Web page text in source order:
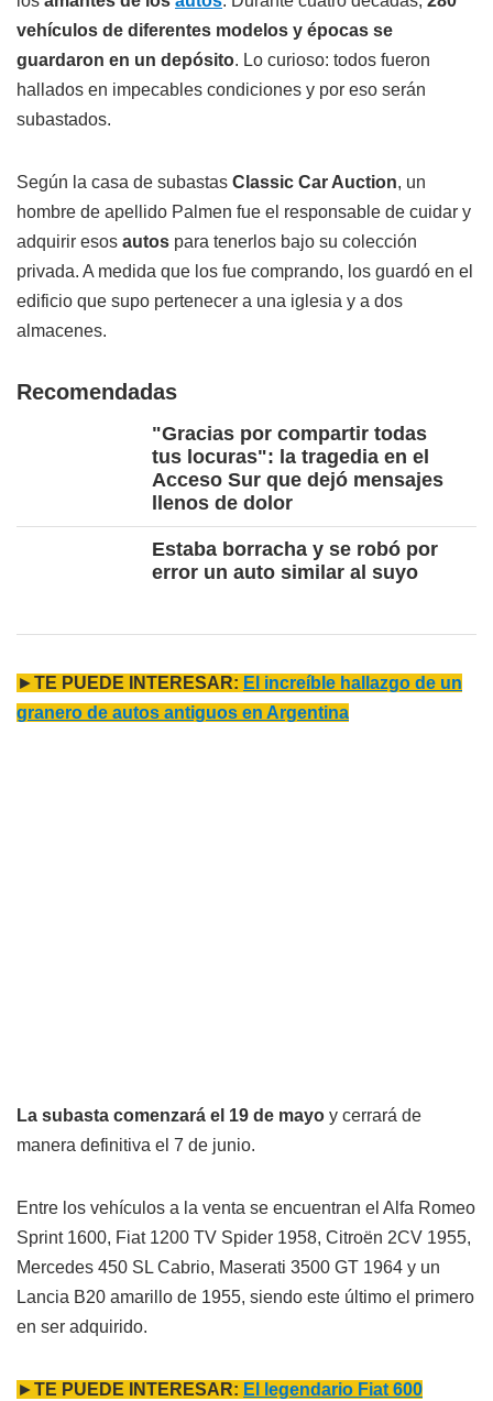
vehículos de diferentes modelos y épocas se
guardaron en un depósito. Lo curioso: todos fueron
hallados en impecables condiciones y por eso serán
subastados.
Según la casa de subastas Classic Car Auction, un
hombre de apellido Palmen fue el responsable de cuidar y
adquirir esos autos para tenerlos bajo su colección
privada. A medida que los fue comprando, los guardó en el
edificio que supo pertenecer a una iglesia y a dos
almacenes.
Recomendadas
"Gracias por compartir todas
tus locuras": la tragedia en el
Acceso Sur que dejó mensajes
llenos de dolor
Estaba borracha y se robó por
error un auto similar al suyo
►TE PUEDE INTERESAR: El increíble hallazgo de un
granero de autos antiguos en Argentina
La subasta comenzará el 19 de mayo y cerrará de
manera definitiva el 7 de junio.
Entre los vehículos a la venta se encuentran el Alfa Romeo
Sprint 1600, Fiat 1200 TV Spider 1958, Citroën 2CV 1955,
Mercedes 450 SL Cabrio, Maserati 3500 GT 1964 y un
Lancia B20 amarillo de 1955, siendo este último el primero
en ser adquirido.
►TE PUEDE INTERESAR: El legendario Fiat 600